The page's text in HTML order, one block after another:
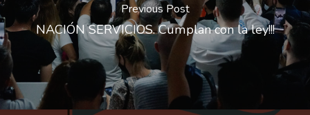
Previous Post
NACIÓN SERVICIOS. Cumplan con la ley!!!